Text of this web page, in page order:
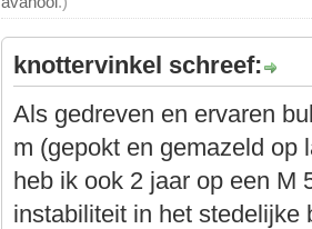
knottervinkel schreef:
Als gedreven en ervaren
m (gepokt en gemazeld op
heb ik ook 2 jaar op een M
instabiliteit in het stedelijke